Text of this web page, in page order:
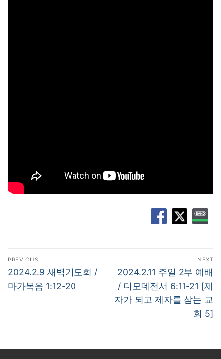
글
탐
색
PREVIOUS
Previous
post:
2024.2.9 새벽기도회 /
마가복음 1:12-20
NEXT
Next
post:
2024.2.11 주일 2부 예배
/ 디모데전서 6:11-21 [제
자가 되고 제자를 삼는 교
회 5]